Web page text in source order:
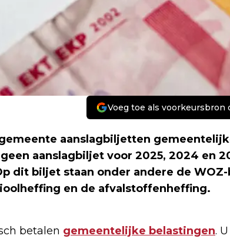
Voeg toe als voorkeursbron
aanslagbiljetten
aanslagbiljet voor 2025, 2024 en
dit biljet staan onder andere de
en de afvalstoffenheffing.
betalen gemeentelijke belastingen.